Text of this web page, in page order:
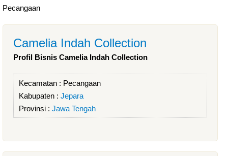
Pecangaan
Camelia Indah Collection
Profil Bisnis Camelia Indah Collection
Kecamatan : Pecangaan
Kabupaten : Jepara
Provinsi : Jawa Tengah